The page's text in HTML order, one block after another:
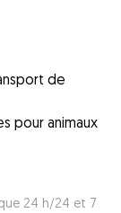
de
pour animaux
24 h/24 et 7